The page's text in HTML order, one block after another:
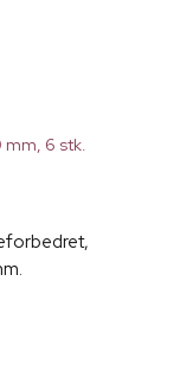
mm, 6 stk.